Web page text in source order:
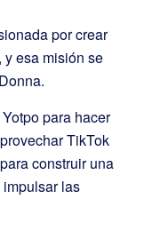
por crear
esa misión se
para hacer
TikTok
construir una
las